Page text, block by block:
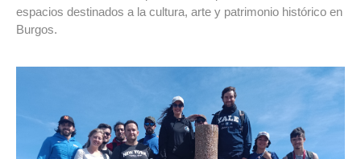
espacios destinados a la cultura, arte y patrimonio histórico en
Burgos.